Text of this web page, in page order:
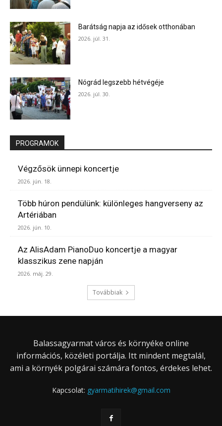
Barátság napja az idősek otthonában
2026. júl. 31.
Nógrád legszebb hétvégéje
2026. júl. 30.
PROGRAMOK
Végzősök ünnepi koncertje
2026. jún. 18.
Több húron pendülünk: különleges hangverseny az
Artériában
2026. jún. 10.
Az AlisAdam PianoDuo koncertje a magyar
klasszikus zene napján
2026. máj. 29.
Továbbiak
Balassagyarmat város és környéke online
információs, közéleti portálja. Itt mindent megtalál,
ami a környék polgárai számára fontos, érdekes lehet.
Kapcsolat: gyarmatihirek@gmail.com